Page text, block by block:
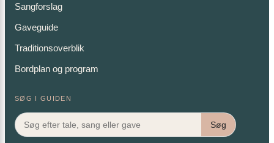
Sangforslag
Gaveguide
Traditionsoverblik
Bordplan og program
SØG I GUIDEN
Søg